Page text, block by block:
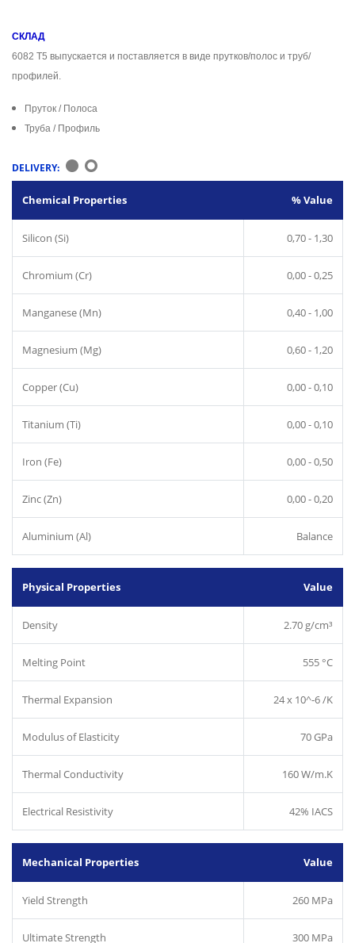
СКЛАД
6082 T5 выпускается и поставляется в виде прутков/полос и труб/
профилей.
Пруток / Полоса
Труба / Профиль
DELIVERY:
Chemical Properties % Value
Silicon (Si) 0,70 - 1,30
Chromium (Cr) 0,00 - 0,25
Manganese (Mn) 0,40 - 1,00
Magnesium (Mg) 0,60 - 1,20
Copper (Cu) 0,00 - 0,10
Titanium (Ti) 0,00 - 0,10
Iron (Fe) 0,00 - 0,50
Zinc (Zn) 0,00 - 0,20
Aluminium (Al) Balance
Physical Properties Value
Density 2.70 g/cm³
Melting Point 555 °C
Thermal Expansion 24 x 10^-6 /K
Modulus of Elasticity 70 GPa
Thermal Conductivity 160 W/m.K
Electrical Resistivity 42% IACS
Mechanical Properties Value
Yield Strength 260 MPa
Ultimate Strength 300 MPa